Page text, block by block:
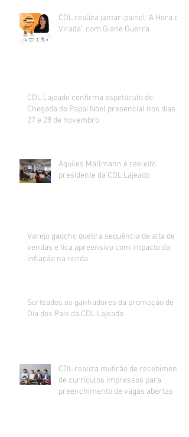
CDL realiza jantar-painel “A Hora da
Virada” com Giane Guerra
CDL Lajeado confirma espetáculo de
Chegada do Papai Noel presencial nos dias
27 e 28 de novembro
Aquiles Mallmann é reeleito
presidente da CDL Lajeado
Varejo gaúcho quebra sequência de alta de
vendas e fica apreensivo com impacto da
inflação na renda
Sorteados os ganhadores da promoção de
Dia dos Pais da CDL Lajeado
CDL realiza mutirão de recebimento
de currículos impressos para
preenchimento de vagas abertas